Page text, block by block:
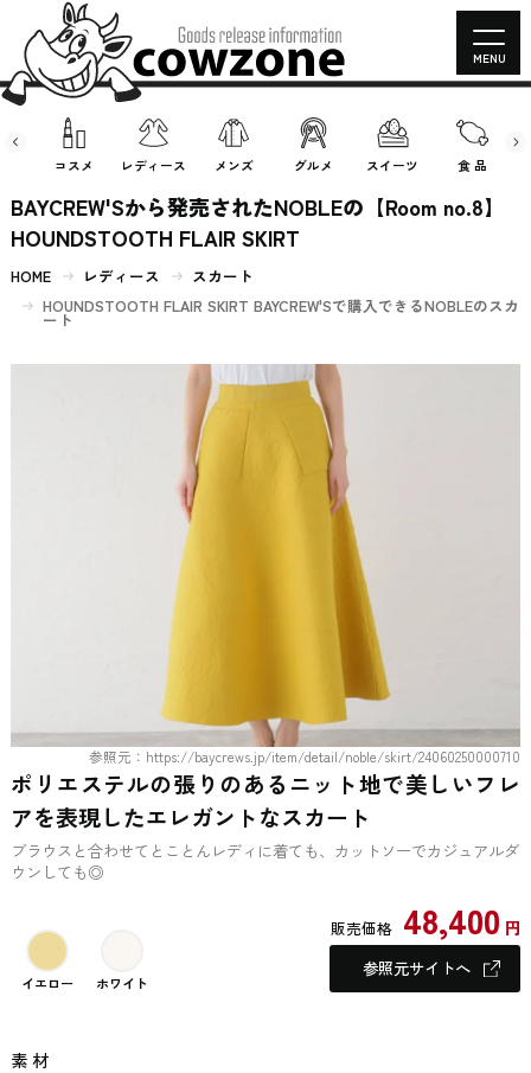
コスメ レディース メンズ グルメ スイーツ 食 品
MENU
BAYCREW'Sから発売されたNOBLEの【Room no.8】
HOUNDSTOOTH FLAIR SKIRT
HOME レディース
スカート
HOUNDSTOOTH FLAIR SKIRT BAYCREW'Sで購入できるNOBLEのスカ
ート
参照元：https://baycrews.jp/item/detail/noble/skirt/24060250000710
ポリエステルの張りのあるニット地で美しいフレ
アを表現したエレガントなスカート
ブラウスと合わせてとことんレディに着ても、カットソーでカジュアルダ
ウンしても◎
イエロー ホワイト
販売価格 48,400 円
参照元サイトへ
素 材